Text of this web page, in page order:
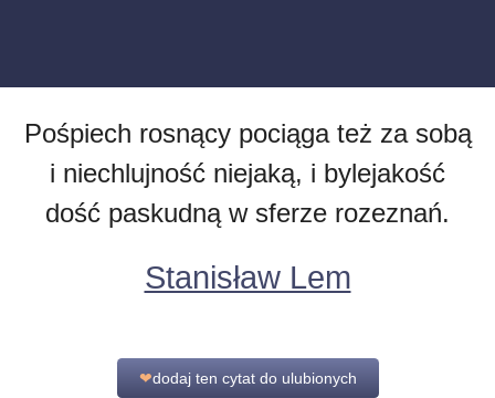
Pośpiech rosnący pociąga też za sobą
i niechlujność niejaką, i bylejakość
dość paskudną w sferze rozeznań.
Stanisław Lem
❤dodaj ten cytat do ulubionych